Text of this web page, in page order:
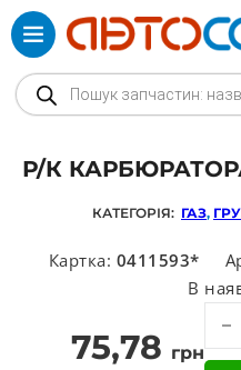
Products search
Р/К
КАТЕГОРІЯ: ГАЗ,
Картка: 0411593*
В
75,78 грн
Р/к